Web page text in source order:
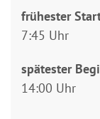
frühester
7:45 Uhr
spätester
14:00 Uhr